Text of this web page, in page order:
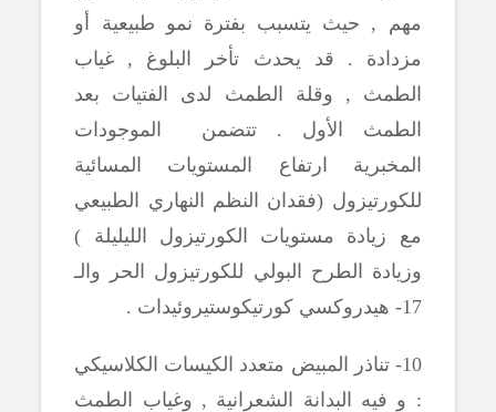
مهم , حيث يتسبب بفترة نمو طبيعية أو
مزدادة . قد يحدث تأخر البلوغ , غياب
الطمث , وقلة الطمث لدى الفتيات بعد
الطمث الأول . تتضمن الموجودات
المخبرية ارتفاع المستويات المسائية
للكورتيزول (فقدان النظم النهاري الطبيعي
مع زيادة مستويات الكورتيزول الليليلة )
وزيادة الطرح البولي للكورتيزول الحر والـ
17- هيدروكسي كورتيكوستيروئيدات .
10- تناذر المبيض متعدد الكيسات الكلاسيكي
: و فيه البدانة الشعرانية , وغياب الطمث